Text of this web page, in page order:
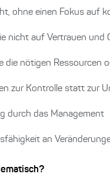
ohne einen Fokus auf
nicht auf Vertrauen
die nötigen Ressourcen
zur Kontrolle statt zur
durch das Management
an